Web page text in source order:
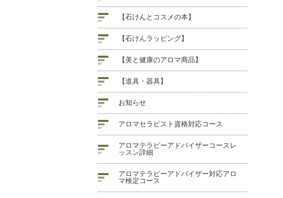
【石けんとコスメの本】
【石けんラッピング】
【美と健康のアロマ商品】
【道具・器具】
お知らせ
アロマセラピスト資格対応コース
アロマテラピーアドバイザーコースレ
ッスン詳細
アロマテラピーアドバイザー対応アロ
マ検定コース